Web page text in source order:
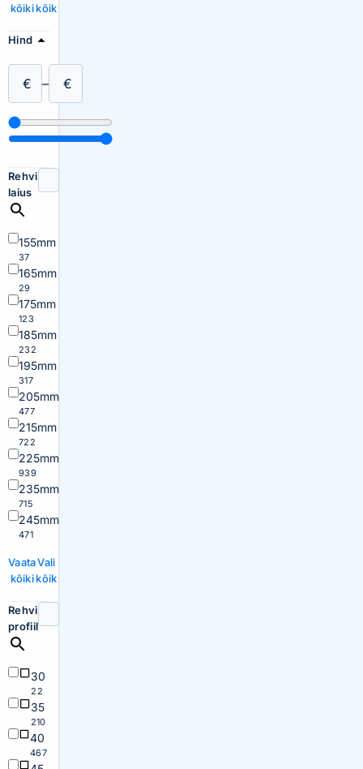
kõikikõik
Hind
€ – €
Rehvi
laius
155mm
37
165mm
29
175mm
123
185mm
232
195mm
317
205mm
477
215mm
722
225mm
939
235mm
715
245mm
471
Vaata
kõiki
Vali
kõik
Rehvi
profiil
30
22
35
210
40
467